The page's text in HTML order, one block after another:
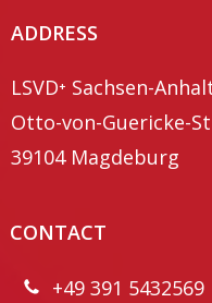
ADDRESS
LSVD⁺ Sachsen-
Otto-von-Guericke-
39104 Magdeburg
CONTACT
+49 391 5432569